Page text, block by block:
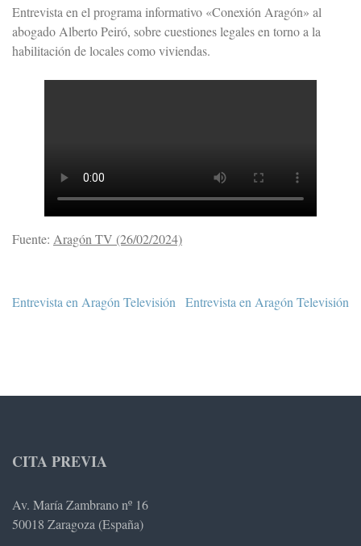
Entrevista en el programa informativo «Conexión Aragón» al
abogado Alberto Peiró, sobre cuestiones legales en torno a la
habilitación de locales como viviendas.
Fuente: Aragón TV (26/02/2024)
Navegación
Entrevista en Aragón Televisión Entrevista en Aragón Televisión
CITA PREVIA
Av. María Zambrano nº 16
50018 Zaragoza (España)